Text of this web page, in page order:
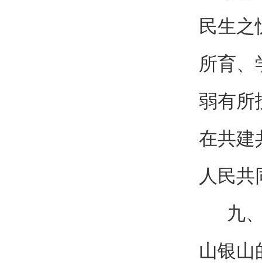
民生
所育、
弱有所
在共建
人民共
九、
山银山